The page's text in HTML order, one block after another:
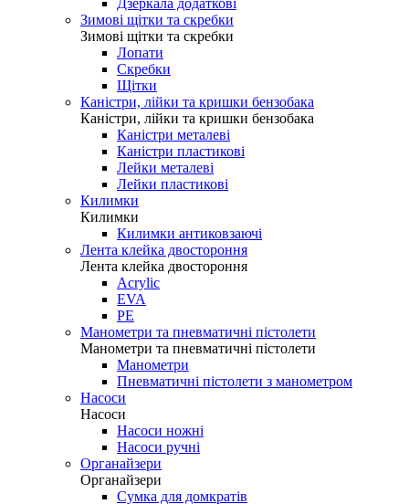
Дзеркала додаткові
Зимові щітки та скребки
Зимові щітки та скребки
Лопати
Скребки
Щітки
Каністри, лійки та кришки бензобака
Каністри, лійки та кришки бензобака
Каністри металеві
Каністри пластикові
Лейки металеві
Лейки пластикові
Килимки
Килимки
Килимки антиковзаючі
Лента клейка двостороння
Лента клейка двостороння
Acrylic
EVA
PE
Манометри та пневматичні пістолети
Манометри та пневматичні пістолети
Манометри
Пневматичні пістолети з манометром
Насоси
Насоси
Насоси ножні
Насоси ручні
Органайзери
Органайзери
Сумка для домкратів